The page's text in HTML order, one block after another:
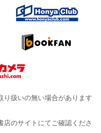
扱いの無い場合があります
のサイトにてご確認くださ